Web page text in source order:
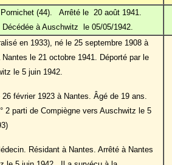
Pornichet (44). Arrêté le 20 août 1941.
à Auschwitz le 05/05/1942.
en 1933), né le 25 septembre 1908 à
le 21 octobre 1941. Déporté par le
le 5 juin 1942.
février 1923 à Nantes. Âgé de 19 ans.
2 parti de Compiègne vers Auschwitz le 5
Résidant à Nantes. Arrêté à Nantes